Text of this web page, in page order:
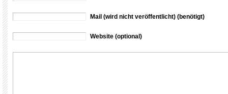
Mail (wird nicht veröffentlicht) (benötigt)
Website (optional)